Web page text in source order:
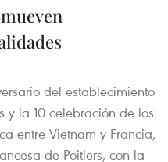
del establecimiento
y la 10 celebración de los
entre Vietnam y Francia,
de Poitiers, con la